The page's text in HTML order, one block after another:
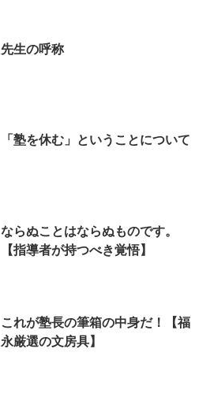
先生の呼称
「塾を休む」ということについて
ならぬことはならぬものです。
【指導者が持つべき覚悟】
これが塾長の筆箱の中身だ！【福
永厳選の文房具】